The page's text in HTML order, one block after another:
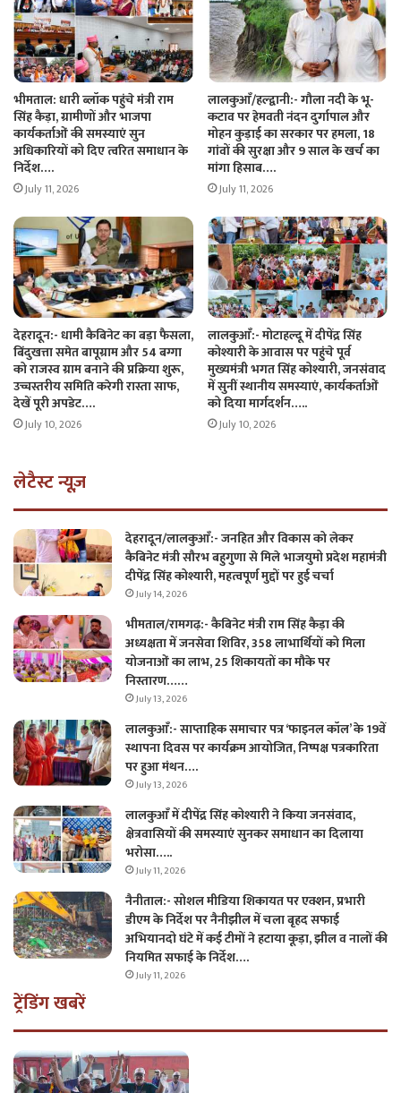
भीमताल: धारी ब्लॉक पहुंचे मंत्री राम
सिंह कैड़ा, ग्रामीणों और भाजपा
कार्यकर्ताओं की समस्याएं सुन
अधिकारियों को दिए त्वरित समाधान के
निर्देश….
July 11, 2026
लालकुआँ/हल्द्वानी:- गौला नदी के भू-
कटाव पर हेमवती नंदन दुर्गापाल और
मोहन कुड़ाई का सरकार पर हमला, 18
गांवों की सुरक्षा और 9 साल के खर्च का
मांगा हिसाब….
July 11, 2026
देहरादून:- धामी कैबिनेट का बड़ा फैसला,
बिंदुखत्ता समेत बापूग्राम और 54 बग्गा
को राजस्व ग्राम बनाने की प्रक्रिया शुरू,
उच्चस्तरीय समिति करेगी रास्ता साफ,
देखें पूरी अपडेट….
July 10, 2026
लालकुआँ:- मोटाहल्दू में दीपेंद्र सिंह
कोश्यारी के आवास पर पहुंचे पूर्व
मुख्यमंत्री भगत सिंह कोश्यारी, जनसंवाद
में सुनीं स्थानीय समस्याएं, कार्यकर्ताओं
को दिया मार्गदर्शन…..
July 10, 2026
लेटैस्ट न्यूज़
देहरादून/लालकुआँ:- जनहित और विकास को लेकर
कैबिनेट मंत्री सौरभ बहुगुणा से मिले भाजयुमो प्रदेश महामंत्री
दीपेंद्र सिंह कोश्यारी, महत्वपूर्ण मुद्दों पर हुई चर्चा
July 14, 2026
भीमताल/रामगढ़:- कैबिनेट मंत्री राम सिंह कैड़ा की
अध्यक्षता में जनसेवा शिविर, 358 लाभार्थियों को मिला
योजनाओं का लाभ, 25 शिकायतों का मौके पर
निस्तारण……
July 13, 2026
लालकुआँ:- साप्ताहिक समाचार पत्र ‘फाइनल कॉल’ के 19वें
स्थापना दिवस पर कार्यक्रम आयोजित, निष्पक्ष पत्रकारिता
पर हुआ मंथन….
July 13, 2026
लालकुआँ में दीपेंद्र सिंह कोश्यारी ने किया जनसंवाद,
क्षेत्रवासियों की समस्याएं सुनकर समाधान का दिलाया
भरोसा…..
July 11, 2026
नैनीताल:- सोशल मीडिया शिकायत पर एक्शन, प्रभारी
डीएम के निर्देश पर नैनीझील में चला बृहद सफाई
अभियानदो घंटे में कई टीमों ने हटाया कूड़ा, झील व नालों की
नियमित सफाई के निर्देश….
July 11, 2026
ट्रेंडिंग खबरें